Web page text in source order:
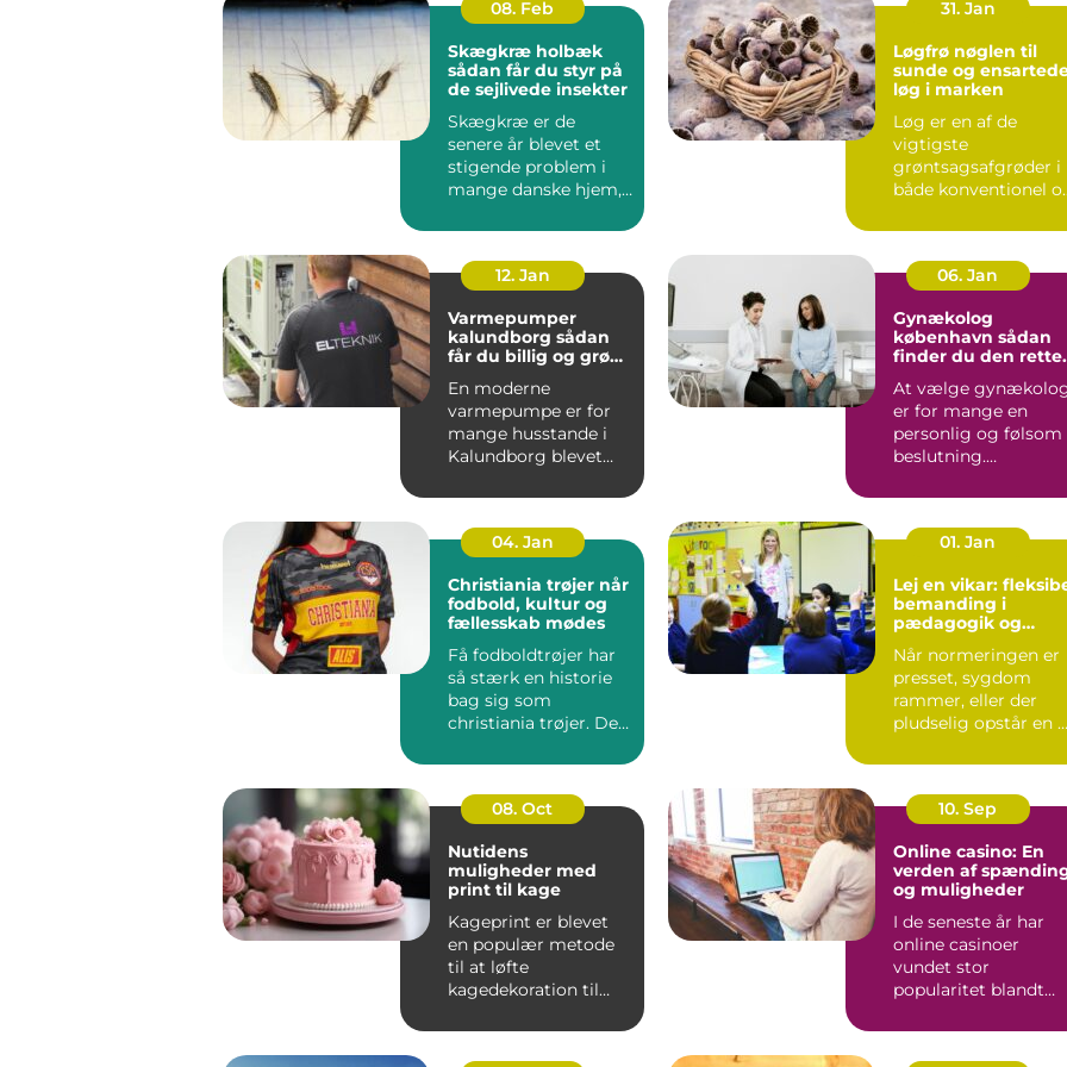
08. Feb
Skægkræ holbæk
sådan får du styr på
de sejlivede insekter
Skægkræ er de
senere år blevet et
stigende problem i
mange danske hjem,
undtagels...
31. Jan
Løgfrø nøglen til
sunde og
løg i marken
Løg er en af de
vigtigste
grøntsagsafgrøder i
både konventionel
Når en avle...
12. Jan
Varmepumper
kalundborg sådan
får du billig og grøn
En moderne
varmepumpe er for
mange husstande i
Kalundborg blevet
varmeregning...
06. Jan
Gynækolog
københavn sådan
finder du den rette
At vælge
er for mange en
personlig og følsom
beslutning.
behandlinger for...
04. Jan
Christiania trøjer når
fodbold, kultur og
fællesskab mødes
Få fodboldtrøjer har
så stærk en historie
bag sig som
christiania trøjer. De
far...
01. Jan
Lej en vikar:
bemanding i
pædagogik og
Når normeringen er
presset, sygdom
rammer, eller der
pludselig opstår en ny
for ...
08. Oct
Nutidens
muligheder med
print til kage
Kageprint er blevet
en populær metode
til at løfte
kagedekoration til
10. Sep
Online casino: En
verden af
og muligheder
I de seneste år har
online casinoer
vundet stor
popularitet blandt
hele v...